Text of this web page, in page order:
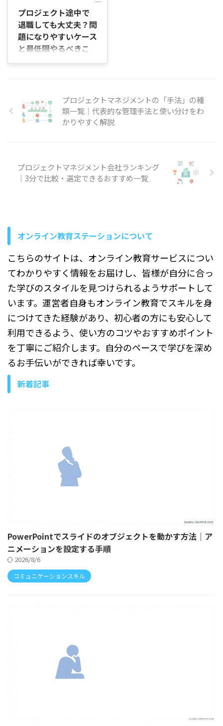
本記事では、プロジェクト管
理におけるダッシュボードの
役割や主な機能、実際の活用
方法、導入によるメリットや
注意点、そしておすすめツー
ルまで、初心者の方にも分か
指す方に向けて、ダッシュボ
ードの基礎か ...
この記事では、資格の概要か
ら試験内容、申し込みから受
プロジェクト途中で
退職しても大丈夫？問
題になりやすいケース
と最低限やるべきこ
とを解説
か」「担当している案件が終
わっていない状態で退職する
と、会社や取引先に迷惑をか
で退職する人は珍しくありま
せん。ただし、退職の伝え方
や引き継ぎの進め方によって
すること自体に問題はあるの
か、トラブルになりやすいケ
ースはどのようなものか、退
職前にやって ...
プロジェクトマネジメントの「手法」の種
類一覧｜代表的な管理手法と使い分けをわ
かりやすく解説
プロジェクトマネジメント会社ランキング
｜3分で比較・選定できるおすすめ一覧
オンライン教育ステーションについて
こちらのサイトは、オンライン教育サービスについ
てわかりやすく情報をお届けし、皆様が自分に合っ
た学びのスタイルを見つけられるようサポートして
います。運営者自身もオンライン教育でスキルを身
につけてきた経験があり、初心者の方にも安心して
利用できるよう、使い方のコツやおすすめポイント
を丁寧にご紹介します。自分のペースで学びを深め
るお手伝いができれば幸いです。
新着記事
PowerPointでスライドのオブジェクトを動かす方法｜ア
ニメーションを設定する手順
2026/8/6
コミュニケーションスキル